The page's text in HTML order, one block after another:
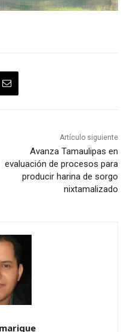
Artículo siguiente
Avanza Tamaulipas en
evaluación de procesos para
producir harina de sorgo
nixtamalizado